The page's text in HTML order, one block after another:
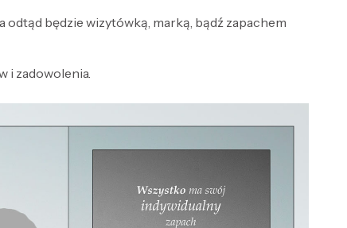
będzie wizytówką, marką, bądź zapachem
i zadowolenia.